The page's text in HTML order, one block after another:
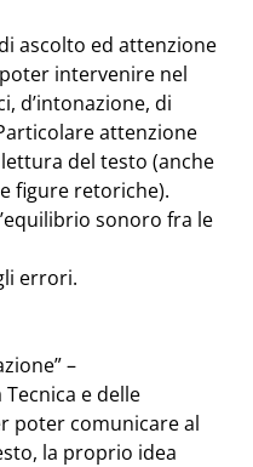
ascolto ed attenzione
intervenire nel
d’intonazione, di
attenzione
del testo (anche
figure retoriche).
sonoro fra le
errori.
–
e delle
poter comunicare al
la proprio idea